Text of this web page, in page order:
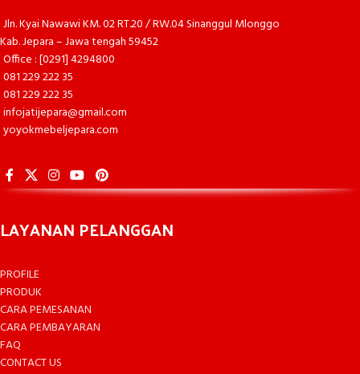
Jln. Kyai Nawawi KM. 02 RT.20 / RW.04 Sinanggul Mlonggo
Kab. Jepara – Jawa tengah 59452
Office : [0291] 4294800
081 229 222 35
081 229 222 35
infojatijepara@gmail.com
yoyokmebeljepara.com
LAYANAN PELANGGAN
PROFILE
PRODUK
CARA PEMESANAN
CARA PEMBAYARAN
FAQ
CONTACT US